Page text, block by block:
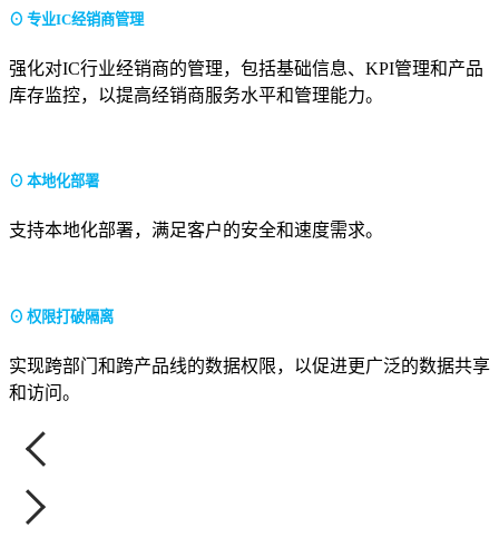
⊙ 专业IC经销商管理
强化对IC行业经销商的管理，包括基础信息、KPI管理和产品
库存监控，以提高经销商服务水平和管理能力。
⊙ 本地化部署
支持本地化部署，满足客户的安全和速度需求。
⊙ 权限打破隔离
实现跨部门和跨产品线的数据权限，以促进更广泛的数据共享
和访问。